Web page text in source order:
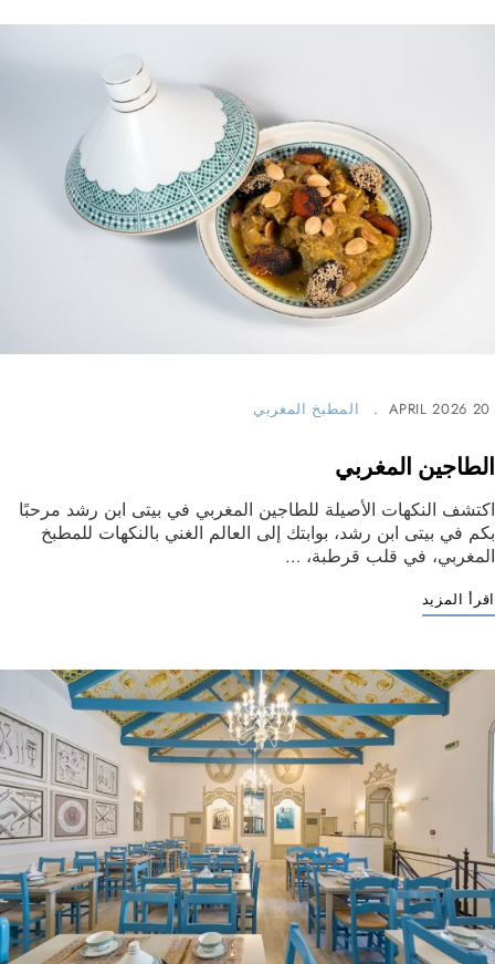
20 APRIL 2026 المطبخ المغربي
الطاجين المغربي
اكتشف النكهات الأصيلة للطاجين المغربي في بيتى ابن رشد مرحبًا
بكم في بيتى ابن رشد، بوابتك إلى العالم الغني بالنكهات للمطبخ
المغربي، في قلب قرطبة، …
اقرأ المزيد